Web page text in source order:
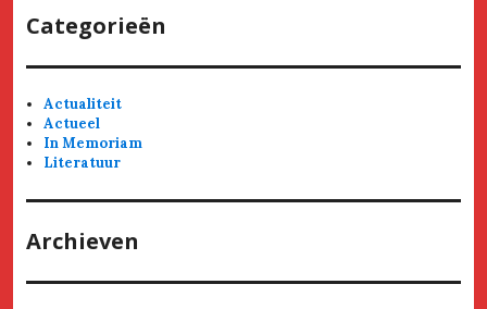
Categorieën
Actualiteit
Actueel
In Memoriam
Literatuur
Archieven